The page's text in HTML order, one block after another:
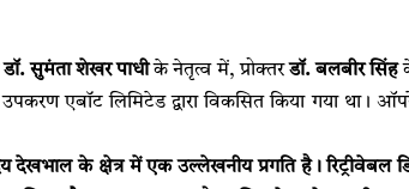
डॉ.सुमंता शेखर पाधीके नेतृत्व में, प्रोक्तरडॉ.बलबीर सिंह
एबॉट लिमिटेड द्वारा विकसित किया गया था।
देखभाल के क्षेत्र में एक उल्लेखनीय प्रगति है। रिट्रीवेबल